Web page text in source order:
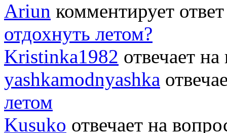
Ariun комментирует
отдохнуть летом?
Kristinka1982 отвечает
yashkamodnyashka
летом
Kusuko отвечает на